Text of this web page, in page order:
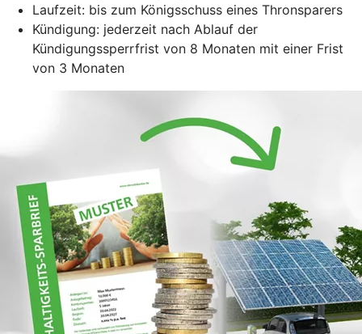
Laufzeit: bis zum Königsschuss eines Thronsparers
Kündigung: jederzeit nach Ablauf der
Kündigungssperrfrist von 8 Monaten mit einer Frist
von 3 Monaten